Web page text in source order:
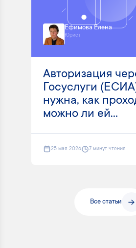
Ефимова Елена
Юрист
Авторизация
Госуслуги
нужна, как
можно ли ей...
25 мая 2026 7 минут чтения
Все статьи